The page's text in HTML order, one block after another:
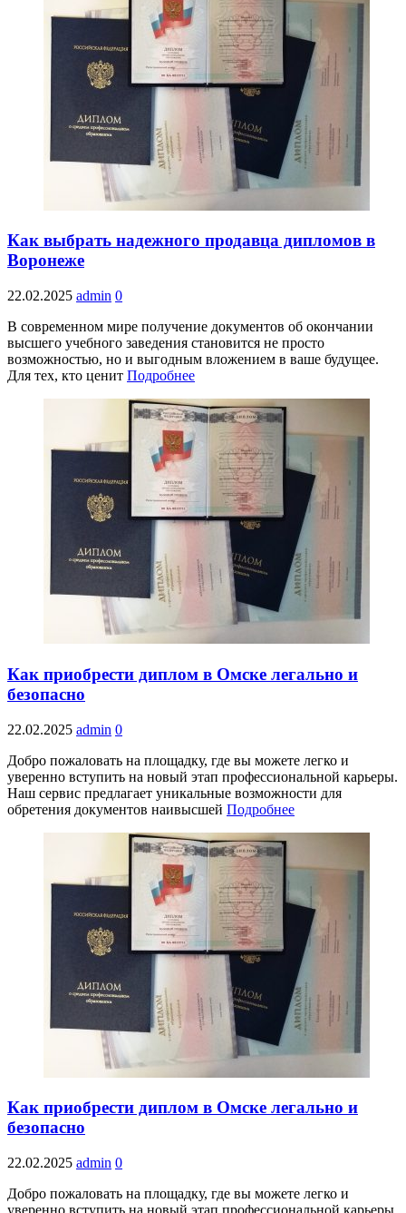
Как выбрать надежного продавца дипломов в
Воронеже
22.02.2025 admin 0
В современном мире получение документов об окончании
высшего учебного заведения становится не просто
возможностью, но и выгодным вложением в ваше будущее.
Для тех, кто ценит Подробнее
Как приобрести диплом в Омске легально и
безопасно
22.02.2025 admin 0
Добро пожаловать на площадку, где вы можете легко и
уверенно вступить на новый этап профессиональной карьеры.
Наш сервис предлагает уникальные возможности для
обретения документов наивысшей Подробнее
Как приобрести диплом в Омске легально и
безопасно
22.02.2025 admin 0
Добро пожаловать на площадку, где вы можете легко и
уверенно вступить на новый этап профессиональной карьеры.